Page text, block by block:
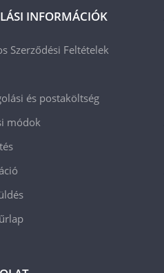
INFORMÁCIÓK
Szerződési Feltételek
és postaköltség
módok